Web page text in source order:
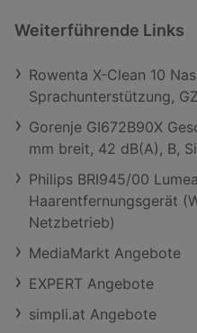
Weiterführende Links
Rowenta X-Clean 10
Sprachunterstützung,
Gorenje GI672B90X
mm breit, 42 dB(A), B,
Philips BRI945/00
Haarentfernungsgerät
Netzbetrieb)
MediaMarkt Angebote
EXPERT Angebote
simpli.at Angebote